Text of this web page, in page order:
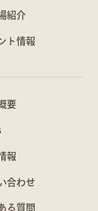
紹介
ト情報
要
報
合わせ
る質問